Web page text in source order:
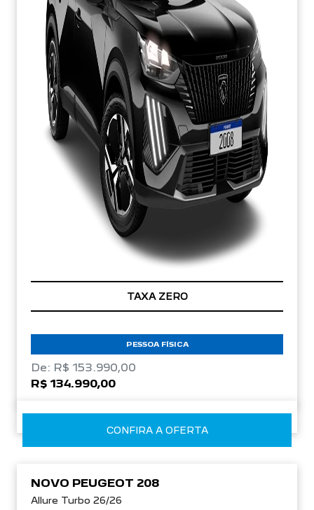
TAXA ZERO
PESSOA FÍSICA
De: R$ 153.990,00
R$ 134.990,00
CONFIRA A OFERTA
NOVO PEUGEOT 208
Allure Turbo 26/26